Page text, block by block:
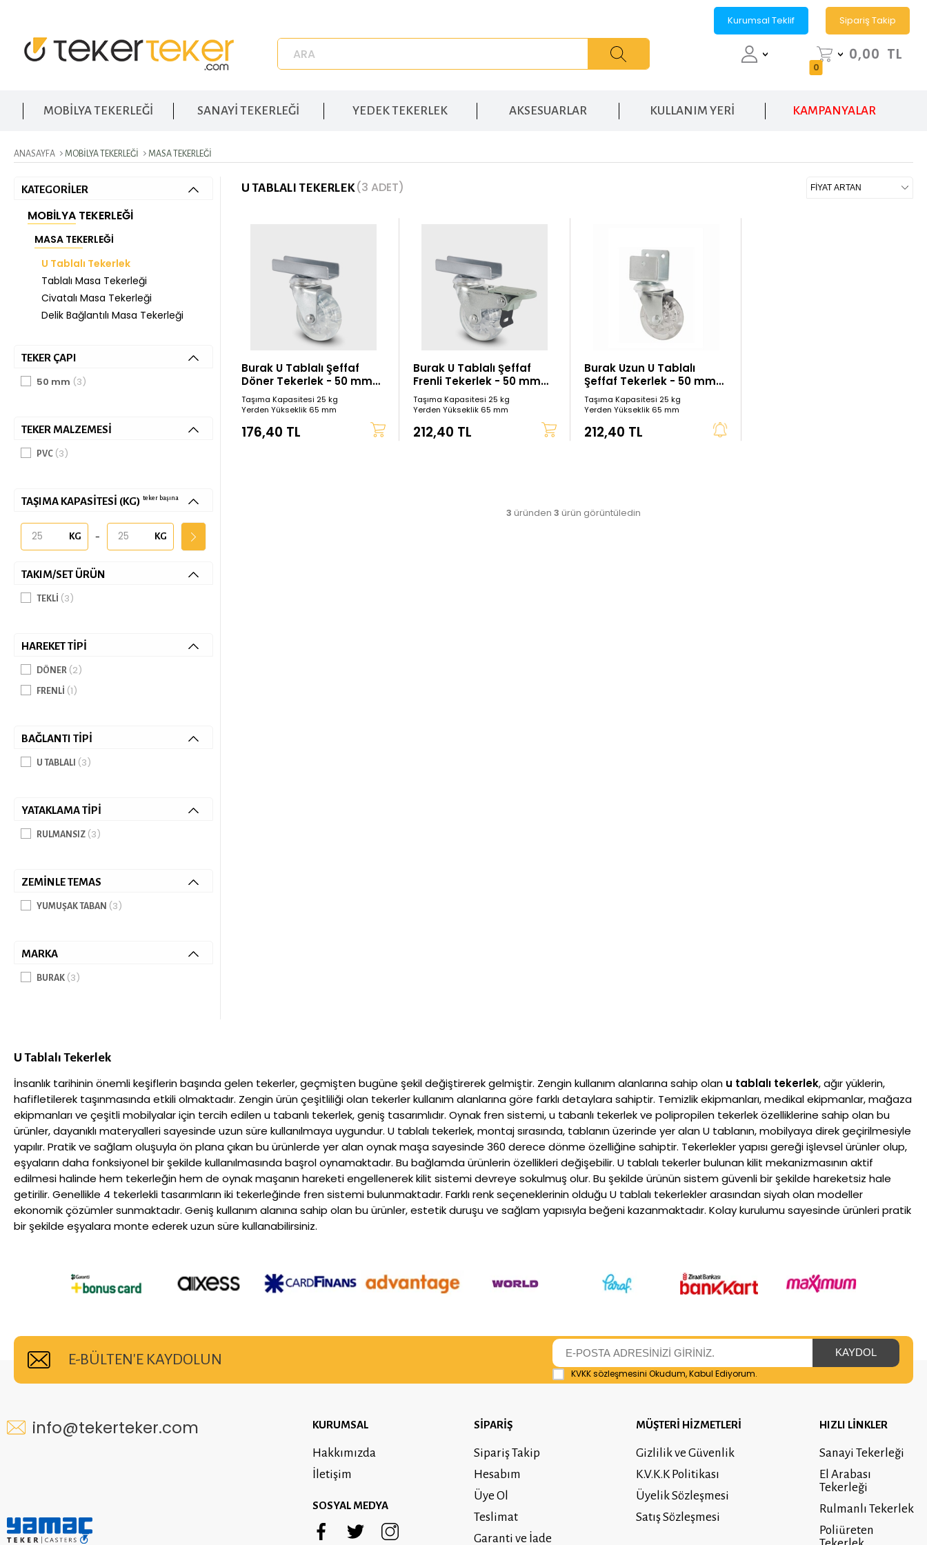
Kurumsal Teklif Sipariş Takip
0
0,00 TL
MOBİLYA TEKERLEĞİ SANAYİ TEKERLEĞİ YEDEK TEKERLEK AKSESUARLAR KULLANIM YERİ KAMPANYALAR
ANASAYFA MOBILYA TEKERLEĞI MASA TEKERLEĞI
KATEGORİLER
MOBILYA TEKERLEĞI
MASA TEKERLEĞI
U Tablalı Tekerlek
Tablalı Masa Tekerleği
Civatalı Masa Tekerleği
Delik Bağlantılı Masa Tekerleği
TEKER ÇAPI
50 mm (3)
TEKER MALZEMESI
PVC (3)
TAŞIMA KAPASITESI (KG) teker başına
-
TAKIM/SET ÜRÜN
TEKLI (3)
HAREKET TIPI
DÖNER (2)
FRENLI (1)
BAĞLANTI TIPI
U TABLALI (3)
YATAKLAMA TIPI
RULMANSIZ (3)
ZEMINLE TEMAS
YUMUŞAK TABAN (3)
MARKA
BURAK (3)
U TABLALI TEKERLEK (3 ADET)
Burak U Tablalı Şeffaf
Döner Tekerlek - 50 mm
Çap
Taşıma Kapasitesi 25 kg
Yerden Yükseklik 65 mm
176,40 TL
Burak U Tablalı Şeffaf
Frenli Tekerlek - 50 mm
Çap
Taşıma Kapasitesi 25 kg
Yerden Yükseklik 65 mm
212,40 TL
Burak Uzun U Tablalı
Şeffaf Tekerlek - 50 mm
Çap
Taşıma Kapasitesi 25 kg
Yerden Yükseklik 65 mm
212,40 TL
3 üründen3 ürün görüntüledin
U Tablalı Tekerlek
İnsanlık tarihinin önemli keşiflerin başında gelen tekerler, geçmişten bugüne şekil değiştirerek gelmiştir. Zengin kullanım alanlarına sahip olan u tablalı tekerlek, ağır yüklerin,
hafifletilerek taşınmasında etkili olmaktadır. Zengin ürün çeşitliliği olan tekerler kullanım alanlarına göre farklı detaylara sahiptir. Temizlik ekipmanları, medikal ekipmanlar, mağaza
ekipmanları ve çeşitli mobilyalar için tercih edilen u tabanlı tekerlek, geniş tasarımlıdır. Oynak fren sistemi, u tabanlı tekerlek ve polipropilen tekerlek özelliklerine sahip olan bu
ürünler, dayanıklı materyalleri sayesinde uzun süre kullanılmaya uygundur. U tablalı tekerlek, montaj sırasında, tablanın üzerinde yer alan U tablanın, mobilyaya direk geçirilmesiyle
yapılır. Pratik ve sağlam oluşuyla ön plana çıkan bu ürünlerde yer alan oynak maşa sayesinde 360 derece dönme özelliğine sahiptir. Tekerlekler yapısı gereği işlevsel ürünler olup,
eşyaların daha fonksiyonel bir şekilde kullanılmasında başrol oynamaktadır. Bu bağlamda ürünlerin özellikleri değişebilir. U tablalı tekerler bulunan kilit mekanizmasının aktif
edilmesi halinde hem tekerleğin hem de oynak maşanın hareketi engellenerek kilit sistemi devreye sokulmuş olur. Bu şekilde ürünün sistem güvenli bir şekilde hareketsiz hale
getirilir. Genellikle 4 tekerlekli tasarımların iki tekerleğinde fren sistemi bulunmaktadır. Farklı renk seçeneklerinin olduğu U tablalı tekerlekler arasından siyah olan modeller
ekonomik çözümler sunmaktadır. Geniş kullanım alanına sahip olan bu ürünler, estetik duruşu ve sağlam yapısıyla beğeni kazanmaktadır. Kolay kurulumu sayesinde ürünleri pratik
bir şekilde eşyalara monte ederek uzun süre kullanabilirsiniz.
E-BÜLTEN'E KAYDOLUN
KVKK sözleşmesini Okudum, Kabul Ediyorum.
info@tekerteker.com KURUMSAL
Hakkımızda
İletişim
SOSYAL MEDYA
SİPARİŞ
Sipariş Takip
Hesabım
Üye Ol
Teslimat
Garanti ve İade
MÜŞTERİ HİZMETLERİ
Gizlilik ve Güvenlik
K.V.K.K Politikası
Üyelik Sözleşmesi
Satış Sözleşmesi
HIZLI LİNKLER
Sanayi Tekerleği
El Arabası
Tekerleği
Rulmanlı Tekerlek
Poliüreten